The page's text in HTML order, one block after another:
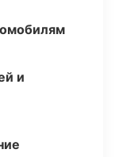
и